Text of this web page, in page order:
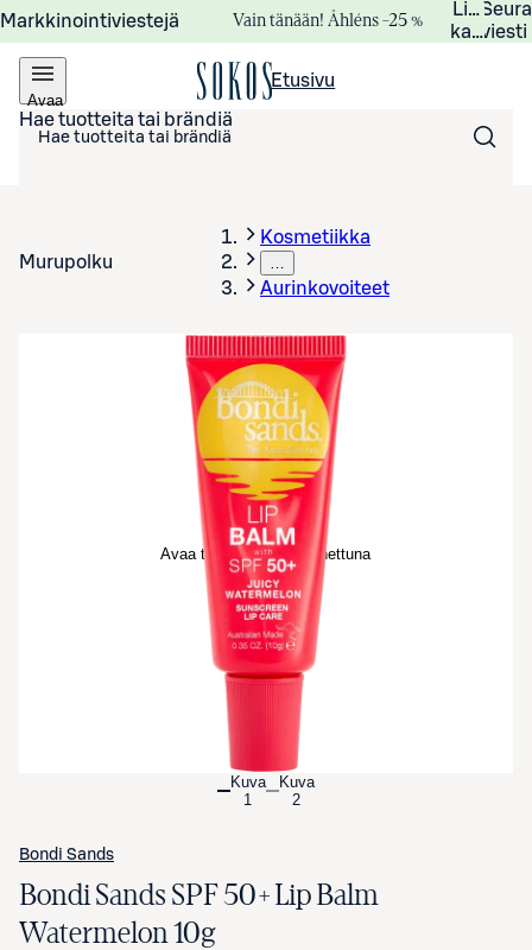
Markkinointiviestejä Vain tänään! Åhléns –25 %
viesti
Avaa
valikko
Etusivu
Hae tuotteita tai brändiä
Murupolku
Kosmetiikka
…
Aurinkovoiteet
Avaa tuotekuva suurennettuna
Kuva
1
Kuva
2
Bondi Sands
Bondi Sands SPF 50+ Lip Balm
Watermelon 10g